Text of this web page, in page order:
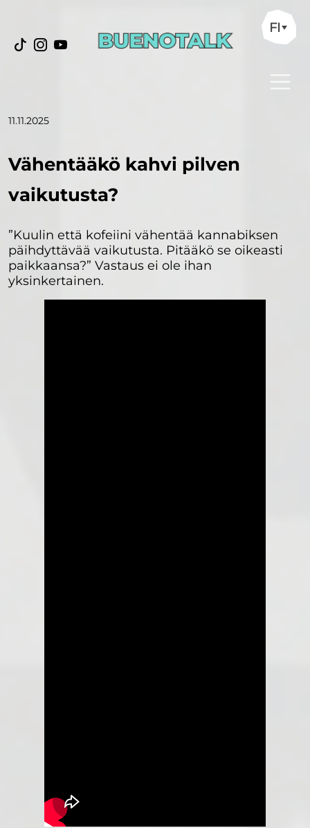
FI
11.11.2025
Vähentääkö kahvi pilven
vaikutusta?
”Kuulin että kofeiini vähentää kannabiksen
päihdyttävää vaikutusta. Pitääkö se oikeasti
paikkaansa?” Vastaus ei ole ihan
yksinkertainen.